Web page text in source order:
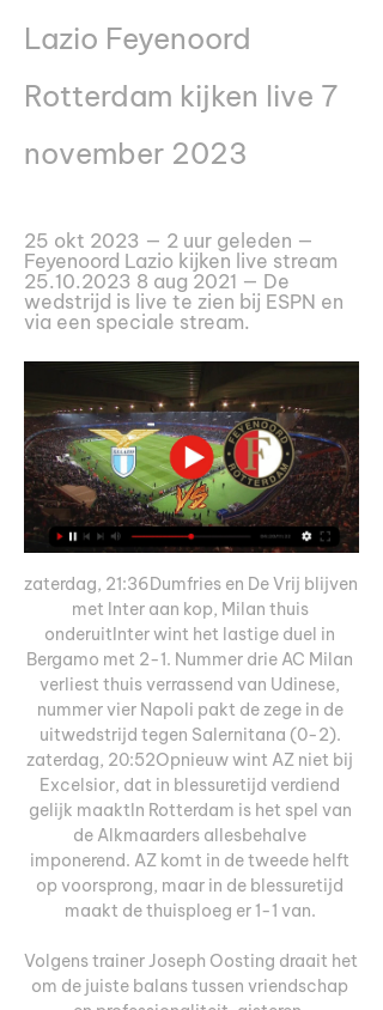
Lazio Feyenoord
Rotterdam kijken live 7
november 2023
25 okt 2023 — 2 uur geleden —
Feyenoord Lazio kijken live stream
25.10.2023 8 aug 2021 — De
wedstrijd is live te zien bij ESPN en
via een speciale stream.
zaterdag, 21:36Dumfries en De Vrij blijven
met Inter aan kop, Milan thuis
onderuitInter wint het lastige duel in
Bergamo met 2-1. Nummer drie AC Milan
verliest thuis verrassend van Udinese,
nummer vier Napoli pakt de zege in de
uitwedstrijd tegen Salernitana (0-2).
zaterdag, 20:52Opnieuw wint AZ niet bij
Excelsior, dat in blessuretijd verdiend
gelijk maaktIn Rotterdam is het spel van
de Alkmaarders allesbehalve
imponerend. AZ komt in de tweede helft
op voorsprong, maar in de blessuretijd
maakt de thuisploeg er 1-1 van.
Volgens trainer Joseph Oosting draait het
om de juiste balans tussen vriendschap